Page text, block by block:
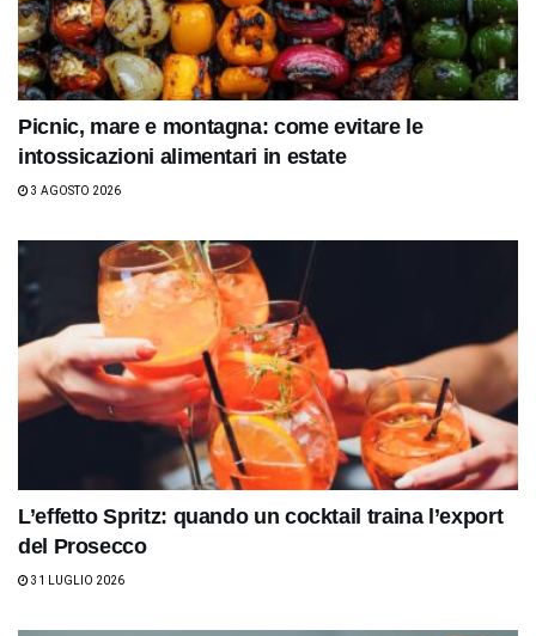
Picnic, mare e montagna: come evitare le
intossicazioni alimentari in estate
3 AGOSTO 2026
L’effetto Spritz: quando un cocktail traina l’export
del Prosecco
31 LUGLIO 2026